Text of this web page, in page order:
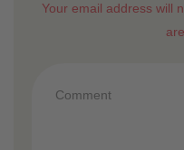
Your email address will